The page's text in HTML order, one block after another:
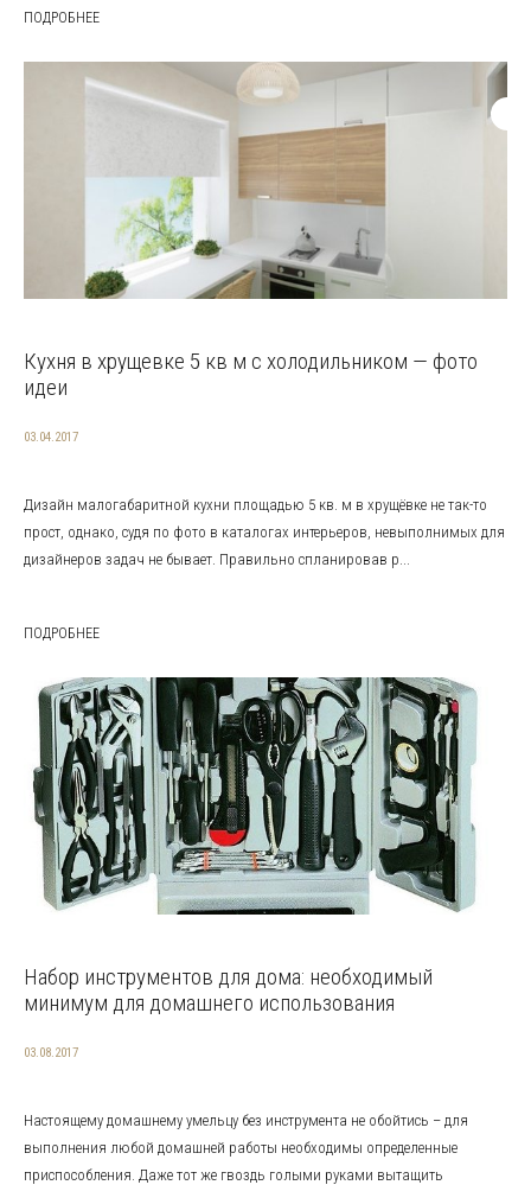
ПОДРОБНЕЕ
Кухня в хрущевке 5 кв м с холодильником — фото
идеи
03.04.2017
Дизайн малогабаритной кухни площадью 5 кв. м в хрущёвке не так-то
прост, однако, судя по фото в каталогах интерьеров, невыполнимых для
дизайнеров задач не бывает. Правильно спланировав р...
ПОДРОБНЕЕ
Набор инструментов для дома: необходимый
минимум для домашнего использования
03.08.2017
Настоящему домашнему умельцу без инструмента не обойтись – для
выполнения любой домашней работы необходимы определенные
приспособления. Даже тот же гвоздь голыми руками вытащить